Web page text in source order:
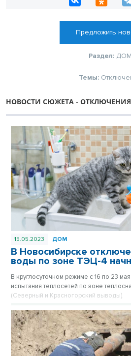
Предложить
Раздел: ДОМ
Темы:
НОВОСТИ СЮЖЕТА -
15.05.2023 ДОМ
В Новосибирске
воды по зоне ТЭЦ-4
В круглосуточном режиме с 16 по 23
испытания теплосетей по зоне
(Северный и Красногорский выводы).